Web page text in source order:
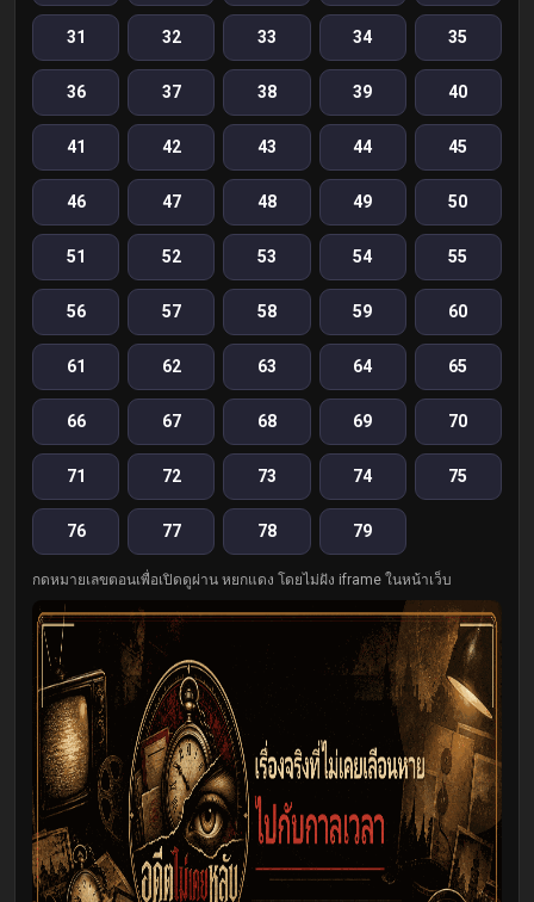
31 32 33 34 35
36 37 38 39 40
41 42 43 44 45
46 47 48 49 50
51 52 53 54 55
56 57 58 59 60
61 62 63 64 65
66 67 68 69 70
71 72 73 74 75
76 77 78 79
กดหมายเลขตอนเพื่อเปิดดูผ่าน หยกแดง โดยไม่ฝัง iframe ในหน้าเว็บ